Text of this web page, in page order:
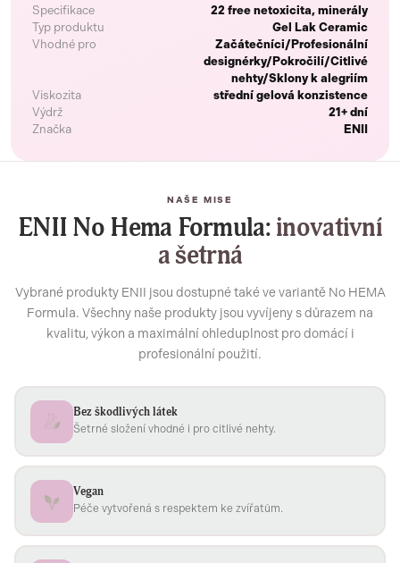
Specifikace
22 free netoxicita, minerály
Typ produktu
Gel Lak Ceramic
Vhodné pro
Začátečníci/Profesionální
designérky/Pokročilí/Citlivé
nehty/Sklony k alegriím
Viskozita
střední gelová konzistence
Výdrž
21+ dní
Značka
ENII
NAŠE MISE
ENII No Hema Formula:inovativní
a šetrná
Vybrané produkty ENII jsou dostupné také ve variantě No HEMA
Formula. Všechny naše produkty jsou vyvíjeny s důrazem na
kvalitu, výkon a maximální ohleduplnost pro domácí i
profesionální použití.
Bez škodlivých látek
Šetrné složení vhodné i pro citlivé nehty.
Vegan
Péče vytvořená s respektem ke zvířatům.